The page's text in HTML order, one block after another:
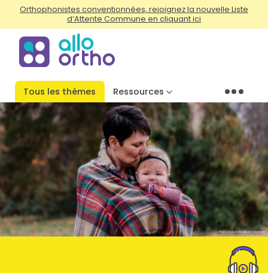
Orthophonistes conventionnées, rejoignez la nouvelle Liste
d’Attente Commune en cliquant ici
Tous les thèmes Ressources Menu
Photo by Kyle Nieber on Unsplash